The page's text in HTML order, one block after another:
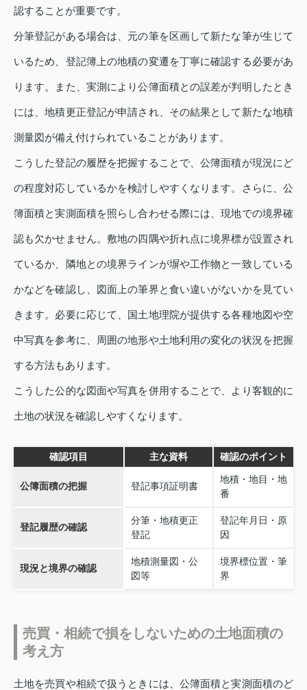
認することが重要です。
分筆登記がある場合は、元の筆を区画して新たな筆が生じて
いるため、登記簿上の地積の変遷を丁寧に確認する必要があ
ります。また、実測により公簿面積との誤差が判明したとき
には、地積更正登記が申請され、その結果として新たな地積
測量図が備え付けられていることがあります。
こうした登記の履歴を把握することで、公簿面積が現況にど
の程度対応しているかを検討しやすくなります。さらに、公
簿面積と実測面積を照らし合わせる際には、現地での境界確
認も欠かせません。敷地の四隅や折れ点に境界標が設置され
ているか、隣地との境界ラインが塀や工作物と一致している
かなどを確認し、図面上の筆界と食い違いがないかを見てい
きます。必要に応じて、国土地理院が提供する各種地図や空
中写真を参考に、周囲の地形や土地利用の変化の状況を把握
する方法もあります。
こうした公的な図面や写真を併用することで、より客観的に
土地の状況を確認しやすくなります。
確認項目 主な資料 確認のポイント
公簿面積の把握 登記事項証明書
地積・地目・地
番
登記履歴の確認
分筆・地積更正
登記
登記年月日・原
因
現況と境界の確認
地積測量図・公
図等
境界標位置・筆
界
売買・相続で損をしないための土地面積の
考え方
土地を売買や相続で扱うときには、公簿面積と実測面積のど